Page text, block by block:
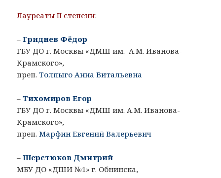
Лауреаты II степени:
–Гриднев Фёдор
ГБУ ДО г. Москвы «ДМШ им. А.М. Иванова-
Крамского»,
преп.Толпыго Анна Витальевна
–Тихомиров Егор
ГБУ ДО г. Москвы «ДМШ им. А.М. Иванова-
Крамского»,
преп.Марфин Евгений Валерьевич
–Шерстюков Дмитрий
МБУ ДО «ДШИ №1» г. Обнинска,